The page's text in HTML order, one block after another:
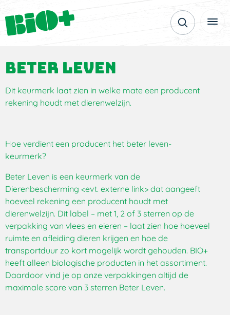
Beter Leven
Dit keurmerk laat zien in welke mate een producent
rekening houdt met dierenwelzijn.
Hoe verdient een producent het beter leven-
keurmerk?
Beter Leven is een keurmerk van de
Dierenbescherming <evt. externe link> dat aangeeft
hoeveel rekening een producent houdt met
dierenwelzijn. Dit label – met 1, 2 of 3 sterren op de
verpakking van vlees en eieren – laat zien hoe hoeveel
ruimte en afleiding dieren krijgen en hoe de
transportduur zo kort mogelijk wordt gehouden. BIO+
heeft alleen biologische producten in het assortiment.
Daardoor vind je op onze verpakkingen altijd de
maximale score van 3 sterren Beter Leven.